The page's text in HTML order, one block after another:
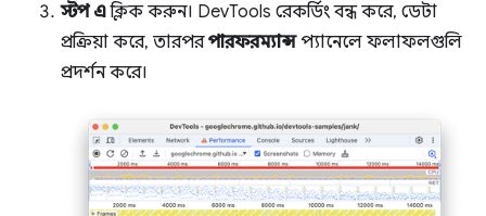
স্টপ এক্লিক করুন। DevTools রেকর্ডিং বন্ধ করে, ডেটা
প্রক্রিয়া করে, তারপরপারফরম্যান্সপ্যানেলে ফলাফলগুলি
প্রদর্শন করে।